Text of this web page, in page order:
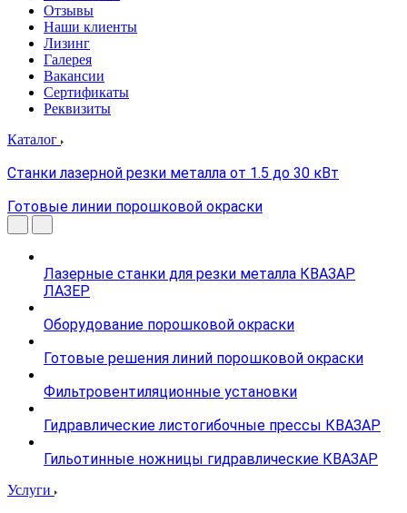
Отзывы
Наши клиенты
Лизинг
Галерея
Вакансии
Сертификаты
Реквизиты
Каталог
Станки лазерной резки металла от 1.5 до 30 кВт
Готовые линии порошковой окраски
Лазерные станки для резки металла КВАЗАР
ЛАЗЕР
Оборудование порошковой окраски
Готовые решения линий порошковой окраски
Фильтровентиляционные установки
Гидравлические листогибочные прессы КВАЗАР
Гильотинные ножницы гидравлические КВАЗАР
Услуги